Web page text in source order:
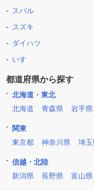
スバル
スズキ
ダイハツ
いすゞ
都道府県から探す
北海道・東北
北海道
青森県 岩手県
関東
東京都
神奈川県 埼
信越・北陸
新潟県
長野県 富山県